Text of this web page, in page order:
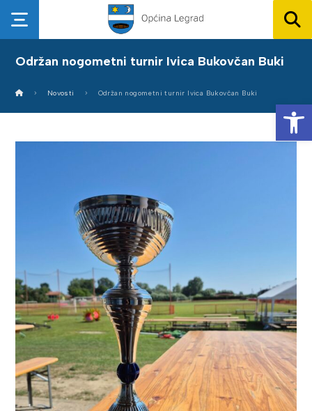
Održan nogometni turnir Ivica Bukovčan Buki
Novosti Održan nogometni turnir Ivica Bukovčan Buki